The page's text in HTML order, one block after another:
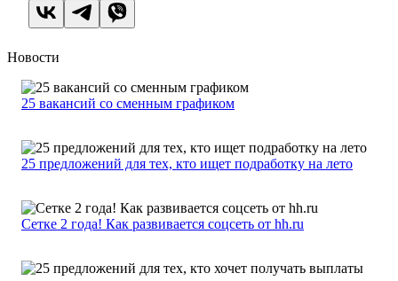
Новости
25 вакансий со сменным графиком
25 предложений для тех, кто ищет подработку на лето
Сетке 2 года! Как развивается соцсеть от hh.ru